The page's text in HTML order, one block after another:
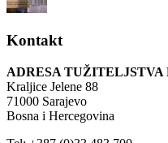
Kontakt
ADRESA TUŽITELJSTVA
Kraljice Jelene 88
71000 Sarajevo
Bosna i Hercegovina